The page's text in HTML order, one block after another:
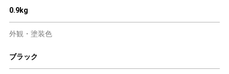
0.9kg
外観・塗装色
ブラック